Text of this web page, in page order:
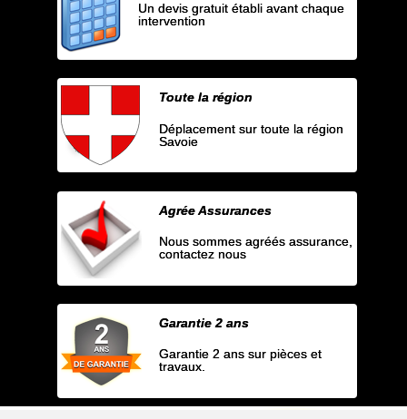
Un devis gratuit établi avant chaque
intervention
Toute la région
Déplacement sur toute la région
Savoie
Agrée Assurances
Nous sommes agréés assurance,
contactez nous
Garantie 2 ans
Garantie 2 ans sur pièces et
travaux.